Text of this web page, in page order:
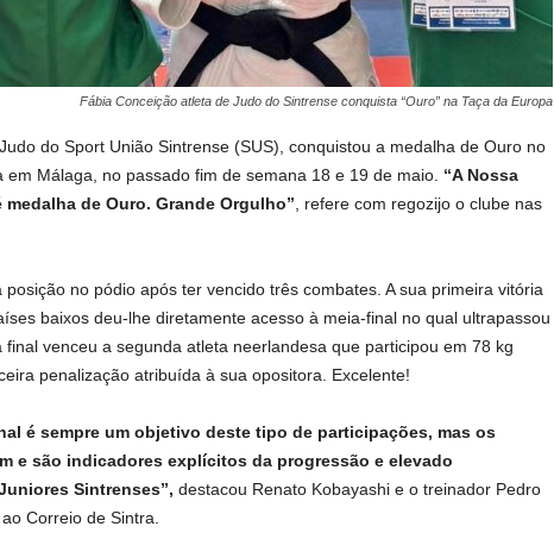
Fábia Conceição atleta de Judo do Sintrense conquista “Ouro” na Taça da Europa
do Sport União Sintrense (SUS), conquistou a medalha de Ouro no
Málaga, no passado fim de semana 18 e 19 de maio. “A Nossa
de Ouro. Grande Orgulho” , refere com regozijo o clube nas
no pódio após ter vencido três combates. A sua primeira vitória
baixos deu-lhe diretamente acesso à meia-final no qual ultrapassou
venceu a segunda atleta neerlandesa que participou em 78 kg
penalização atribuída à sua opositora. Excelente!
é sempre um objetivo deste tipo de participações, mas os
e são indicadores explícitos da progressão e elevado
Sintrenses”, destacou Renato Kobayashi e o treinador Pedro
Correio de Sintra.